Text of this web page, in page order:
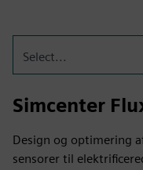
Select...
Simcenter
Design og optimering
sensorer til